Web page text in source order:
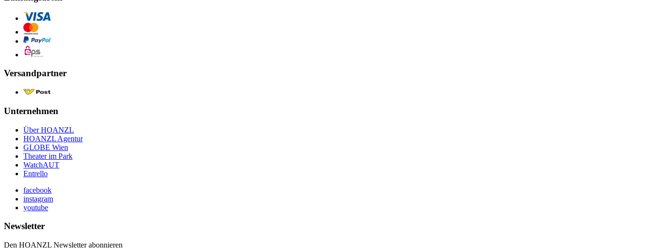
Versandpartner
Unternehmen
Über HOANZL
HOANZL Agentur
GLOBE Wien
Theater im Park
WatchAUT
Entrello
facebook
instagram
youtube
Newsletter
Den HOANZL Newsletter abonnieren